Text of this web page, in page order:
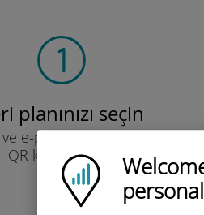
Ubigi logo
planınızı seçin
ve e-posta yoluyla
QR kodu ile alın.
Hızlı!